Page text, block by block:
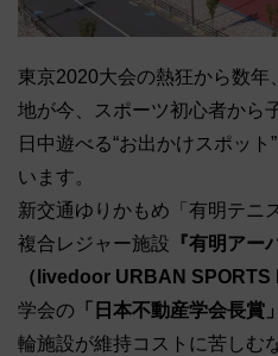
東京2020大会の熱狂から数年
地が今、スポーツ初心者から
日中遊べる“お出かけスポッ
います。
新交通ゆりかもめ「有明テニ
複合レジャー施設 『有明アー
（livedoor URBAN SPORTS
学会の 「日本不動産学会長賞
輪施設が維持コストに苦しむ